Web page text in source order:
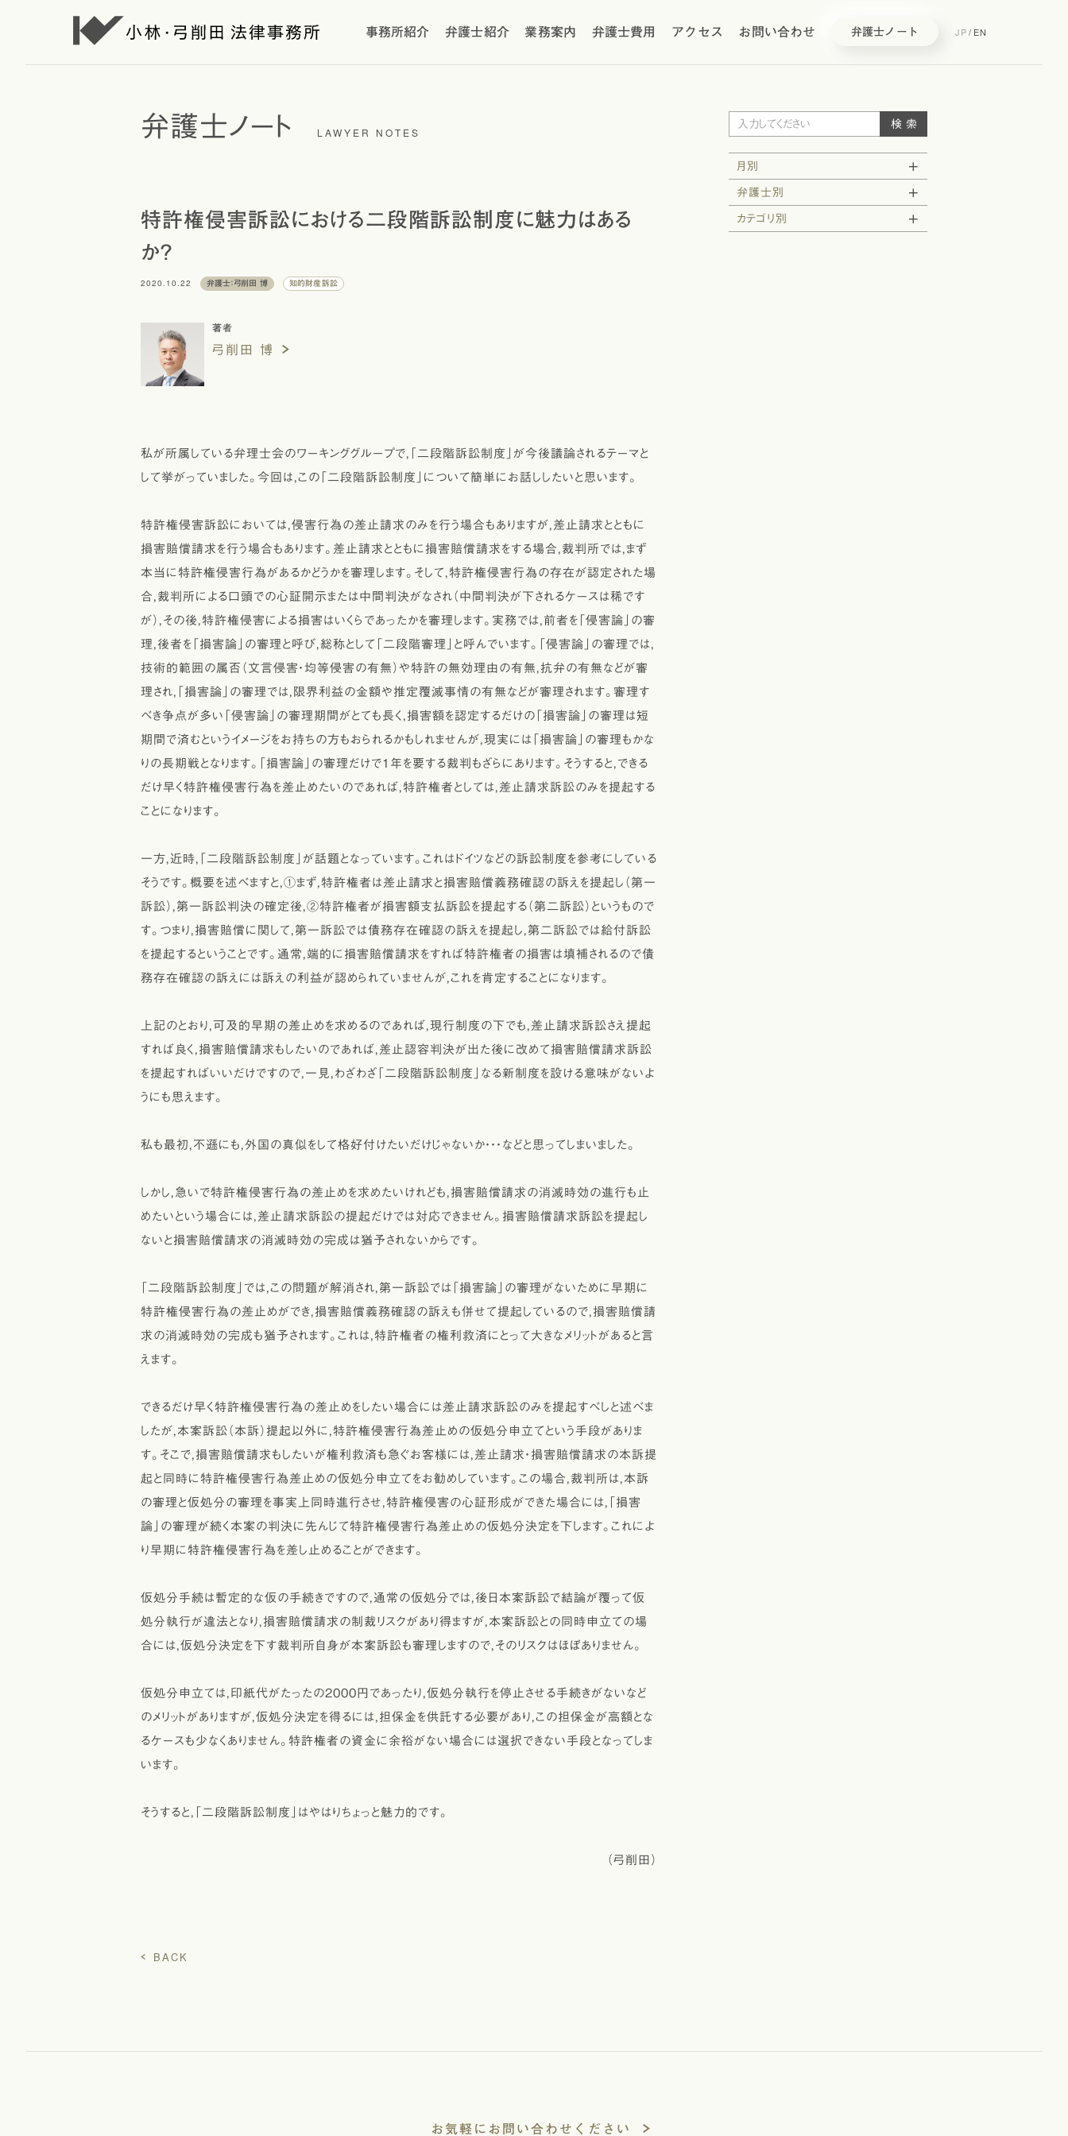
事務所紹介 弁護士紹介 業務案内 弁護士費用 アクセス お問い合わせ 弁護士ノート JP/ EN
弁護士ノート LAWYER NOTES
特許権侵害訴訟における二段階訴訟制度に魅力はある
か？
2020.10.22 弁護士：弓削田 博 知的財産訴訟
著者
弓削田 博
私が所属している弁理士会のワーキンググループで，「二段階訴訟制度」が今後議論されるテーマと
して挙がっていました。今回は，この「二段階訴訟制度」について簡単にお話ししたいと思います。
特許権侵害訴訟においては，侵害行為の差止請求のみを行う場合もありますが，差止請求とともに
損害賠償請求を行う場合もあります。差止請求とともに損害賠償請求をする場合，裁判所では，まず
本当に特許権侵害行為があるかどうかを審理します。そして，特許権侵害行為の存在が認定された場
合，裁判所による口頭での心証開示または中間判決がなされ（中間判決が下されるケースは稀です
が），その後，特許権侵害による損害はいくらであったかを審理します。実務では，前者を「侵害論」の審
理，後者を「損害論」の審理と呼び，総称として「二段階審理」と呼んでいます。「侵害論」の審理では，
技術的範囲の属否（文言侵害・均等侵害の有無）や特許の無効理由の有無，抗弁の有無などが審
理され，「損害論」の審理では，限界利益の金額や推定覆滅事情の有無などが審理されます。審理す
べき争点が多い「侵害論」の審理期間がとても長く，損害額を認定するだけの「損害論」の審理は短
期間で済むというイメージをお持ちの方もおられるかもしれませんが，現実には「損害論」の審理もかな
りの長期戦となります。「損害論」の審理だけで1年を要する裁判もざらにあります。そうすると，できる
だけ早く特許権侵害行為を差止めたいのであれば，特許権者としては，差止請求訴訟のみを提起する
ことになります。
一方，近時，「二段階訴訟制度」が話題となっています。これはドイツなどの訴訟制度を参考にしている
そうです。概要を述べますと，①まず，特許権者は差止請求と損害賠償義務確認の訴えを提起し（第一
訴訟），第一訴訟判決の確定後，②特許権者が損害額支払訴訟を提起する（第二訴訟）というもので
す。つまり，損害賠償に関して，第一訴訟では債務存在確認の訴えを提起し，第二訴訟では給付訴訟
を提起するということです。通常，端的に損害賠償請求をすれば特許権者の損害は填補されるので債
務存在確認の訴えには訴えの利益が認められていませんが，これを肯定することになります。
上記のとおり，可及的早期の差止めを求めるのであれば，現行制度の下でも，差止請求訴訟さえ提起
すれば良く，損害賠償請求もしたいのであれば，差止認容判決が出た後に改めて損害賠償請求訴訟
を提起すればいいだけですので，一見，わざわざ「二段階訴訟制度」なる新制度を設ける意味がないよ
うにも思えます。
私も最初，不遜にも，外国の真似をして格好付けたいだけじゃないか・・・などと思ってしまいました。
しかし，急いで特許権侵害行為の差止めを求めたいけれども，損害賠償請求の消滅時効の進行も止
めたいという場合には，差止請求訴訟の提起だけでは対応できません。損害賠償請求訴訟を提起し
ないと損害賠償請求の消滅時効の完成は猶予されないからです。
「二段階訴訟制度」では，この問題が解消され，第一訴訟では「損害論」の審理がないために早期に
特許権侵害行為の差止めができ，損害賠償義務確認の訴えも併せて提起しているので，損害賠償請
求の消滅時効の完成も猶予されます。これは，特許権者の権利救済にとって大きなメリットがあると言
えます。
できるだけ早く特許権侵害行為の差止めをしたい場合には差止請求訴訟のみを提起すべしと述べま
したが，本案訴訟（本訴）提起以外に，特許権侵害行為差止めの仮処分申立てという手段がありま
す。そこで，損害賠償請求もしたいが権利救済も急ぐお客様には，差止請求・損害賠償請求の本訴提
起と同時に特許権侵害行為差止めの仮処分申立てをお勧めしています。この場合，裁判所は，本訴
の審理と仮処分の審理を事実上同時進行させ，特許権侵害の心証形成ができた場合には，「損害
論」の審理が続く本案の判決に先んじて特許権侵害行為差止めの仮処分決定を下します。これによ
り早期に特許権侵害行為を差し止めることができます。
仮処分手続は暫定的な仮の手続きですので，通常の仮処分では，後日本案訴訟で結論が覆って仮
処分執行が違法となり，損害賠償請求の制裁リスクがあり得ますが，本案訴訟との同時申立ての場
合には，仮処分決定を下す裁判所自身が本案訴訟も審理しますので，そのリスクはほぼありません。
仮処分申立ては，印紙代がたったの2000円であったり，仮処分執行を停止させる手続きがないなど
のメリットがありますが，仮処分決定を得るには，担保金を供託する必要があり，この担保金が高額とな
るケースも少なくありません。特許権者の資金に余裕がない場合には選択できない手段となってしま
います。
そうすると，「二段階訴訟制度」はやはりちょっと魅力的です。
（弓削田）
BACK
月別
弁護士別
カテゴリ別
お気軽にお問い合わせください